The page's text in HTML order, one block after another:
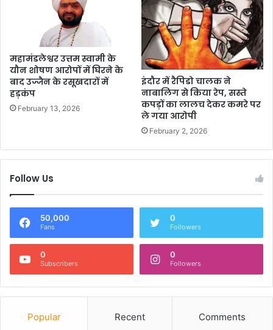
महामंडलेश्वर उत्तम स्वामी के
यौन शोषण आरोपों में घिरने के
बाद उज्जैन के रसूखदारों में
हड़कंप
February 13, 2026
इंदौर में रैपिडो चालक ने
नाबालिग से किया रेप, सस्ते
कपड़ों का लालच देकर कमरे पर
ले गया आरोपी
February 2, 2026
Follow Us
50,000
Fans
0
Followers
0
Subscribers
0
Followers
Popular Recent Comments